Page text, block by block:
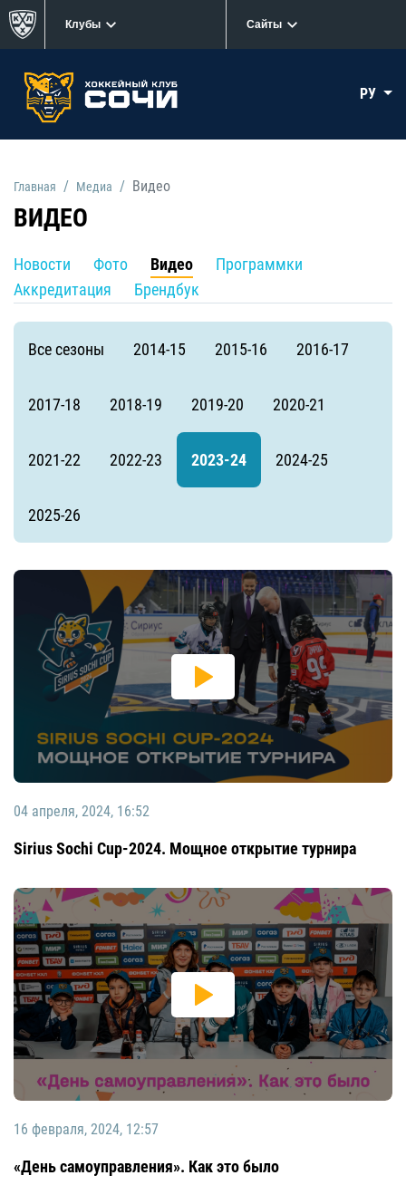
Клубы Сайты
РУ
Главная Медиа Видео
ВИДЕО
Новости Фото Видео
Программки
Аккредитация
Брендбук
Все сезоны 2014-15 2015-16 2016-17
2017-18 2018-19 2019-20 2020-21
2021-22 2022-23 2023-24 2024-25
2025-26
04 апреля, 2024, 16:52
Sirius Sochi Cup-2024. Мощное открытие турнира
16 февраля, 2024, 12:57
«День самоуправления». Как это было